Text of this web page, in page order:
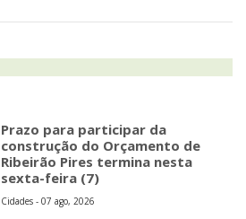
Prazo para participar da
construção do Orçamento de
Ribeirão Pires termina nesta
sexta-feira (7)
Cidades - 07 ago, 2026